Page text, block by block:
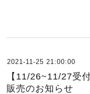
2021-11-25 21:00:00
【11/26~11/27受
販売のお知らせ